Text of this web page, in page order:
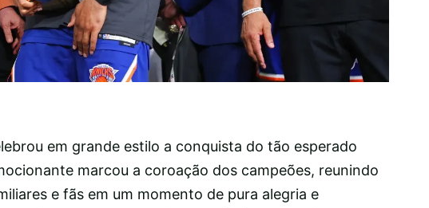
em grande estilo a conquista do tão esperado
marcou a coroação dos campeões, reunindo
e fãs em um momento de pura alegria e